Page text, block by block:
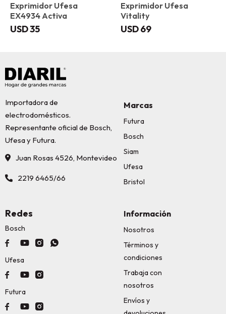
Exprimidor Ufesa
EX4934 Activa
USD35
Exprimidor Ufesa
Vitality
USD69
Importadora de
electrodomésticos.
Representante oficial de Bosch,
Ufesa y Futura.
Juan Rosas 4526, Montevideo
2219 6465/66
Marcas
Futura
Bosch
Siam
Ufesa
Bristol
Información
Nosotros
Términos y
condiciones
Trabaja con
nosotros
Envíos y
Redes
Bosch
   
Ufesa
  
Futura
  